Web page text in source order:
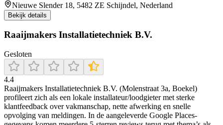
Nieuwe Slender 18, 5482 ZE Schijndel, Nederland
Bekijk details
Raaijmakers Installatietechniek B.V.
Gesloten
4.4
Raaijmakers Installatietechniek B.V. (Molenstraat 3a, Boekel)
profileert zich als een lokale installateur/loodgieter met sterke
klantfeedback over vakmanschap, nette afwerking en snelle
opvolging van meldingen. In de aangeleverde Google Places-